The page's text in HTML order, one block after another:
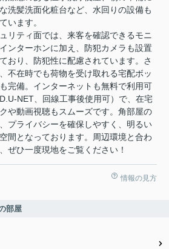
洗髪洗面化粧台など、水回りの設備も
います。
リティ面では、来客を確認できるモニ
ンターホンに加え、防犯カメラも設置
おり、防犯性に配慮されています。さ
不在時でも荷物を受け取れる宅配ボッ
完備。インターネットも無料で利用可
NET、回線工事後使用可）で、在宅
や動画視聴もスムーズです。角部屋の
プライバシーを確保しやすく、明るい
間となっております。周辺環境と合わ
ぜひ一度現地をご覧ください！
情報の見方
部屋